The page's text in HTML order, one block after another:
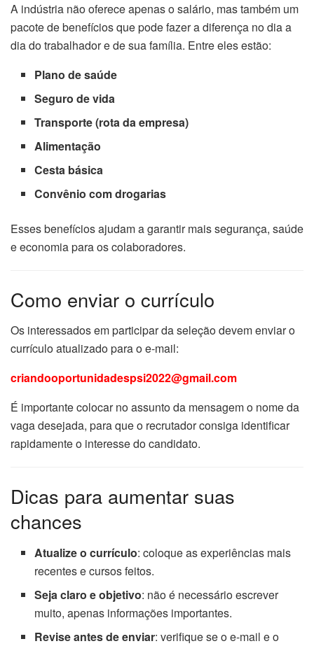
A indústria não oferece apenas o salário, mas também um
pacote de benefícios que pode fazer a diferença no dia a
dia do trabalhador e de sua família. Entre eles estão:
Plano de saúde
Seguro de vida
Transporte (rota da empresa)
Alimentação
Cesta básica
Convênio com drogarias
Esses benefícios ajudam a garantir mais segurança, saúde
e economia para os colaboradores.
Como enviar o currículo
Os interessados em participar da seleção devem enviar o
currículo atualizado para o e-mail:
criandooportunidadespsi2022@gmail.com
É importante colocar no assunto da mensagem o nome da
vaga desejada, para que o recrutador consiga identificar
rapidamente o interesse do candidato.
Dicas para aumentar suas
chances
Atualize o currículo: coloque as experiências mais
recentes e cursos feitos.
Seja claro e objetivo: não é necessário escrever
muito, apenas informações importantes.
Revise antes de enviar: verifique se o e-mail e o